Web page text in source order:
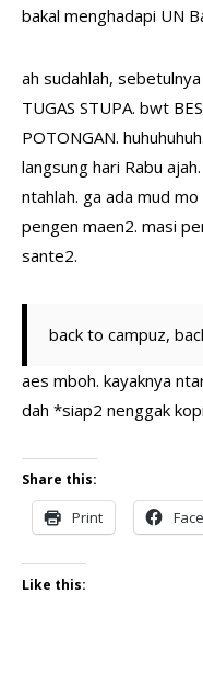
bakal menghadapi UN
ah sudahlah,
TUGAS STUPA. bwt
POTONGAN.
langsung hari Rabu
ntahlah. ga ada mud
pengen maen2. masi
sante2.
back to campuz,
aes mboh. kayaknya
dah *siap2 nenggak
Share this:
Print
Like this: